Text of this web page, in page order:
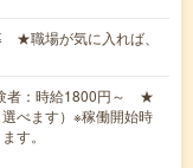
職場が気に入れば、
者：時給1800円～ ★
べます）※稼働開始時
す。